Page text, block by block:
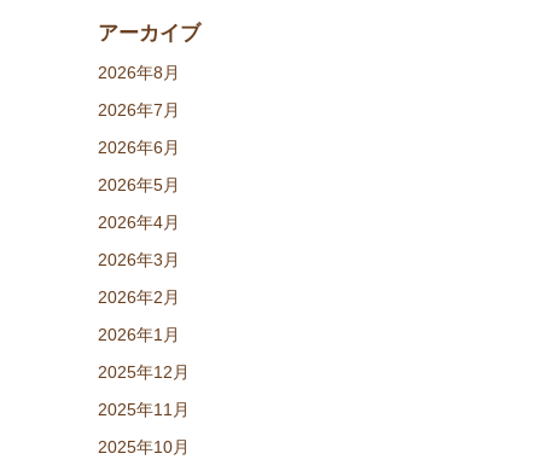
アーカイブ
2026年8月
2026年7月
2026年6月
2026年5月
2026年4月
2026年3月
2026年2月
2026年1月
2025年12月
2025年11月
2025年10月